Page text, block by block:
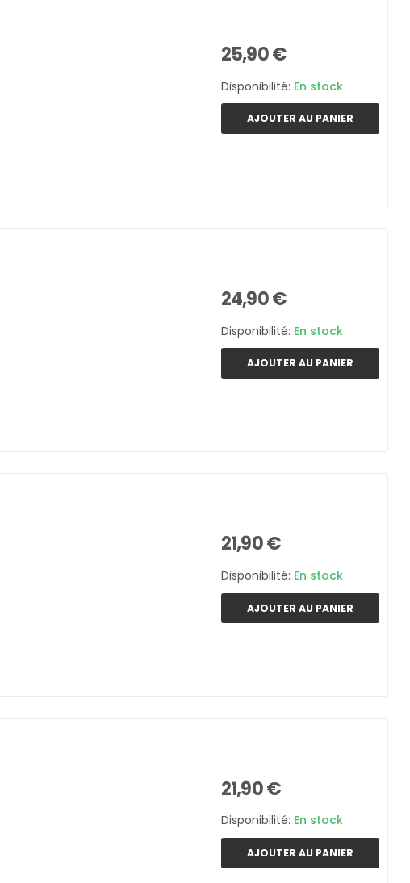
25,90 €
Disponibilité: En stock
AJOUTER AU PANIER
24,90 €
Disponibilité: En stock
AJOUTER AU PANIER
21,90 €
Disponibilité: En stock
AJOUTER AU PANIER
21,90 €
Disponibilité: En stock
AJOUTER AU PANIER